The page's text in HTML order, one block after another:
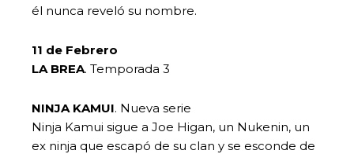
él nunca reveló su nombre.
11 de Febrero
LA BREA. Temporada 3
NINJA KAMUI. Nueva serie
Ninja Kamui sigue a Joe Higan, un Nukenin, un
ex ninja que escapó de su clan y se esconde de